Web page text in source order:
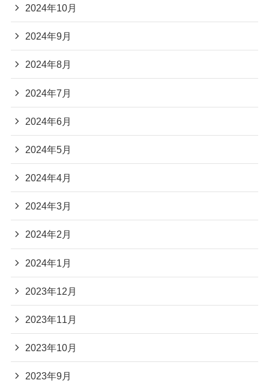
2024年10月
2024年9月
2024年8月
2024年7月
2024年6月
2024年5月
2024年4月
2024年3月
2024年2月
2024年1月
2023年12月
2023年11月
2023年10月
2023年9月